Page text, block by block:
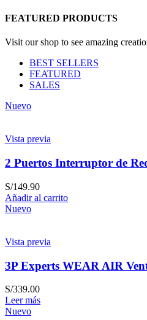
FEATURED PRODUCTS
Visit our shop to see amazing
BEST SELLERS
FEATURED
SALES
Nuevo
Vista previa
2 Puertos Interruptor de
S/149.90
Añadir al carrito
Nuevo
Vista previa
3P Experts WEAR AIR
S/339.00
Leer más
Nuevo